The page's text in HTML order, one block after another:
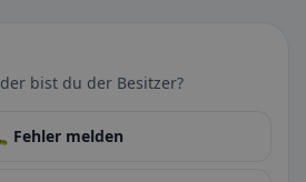
bist du der Besitzer?
Fehler melden